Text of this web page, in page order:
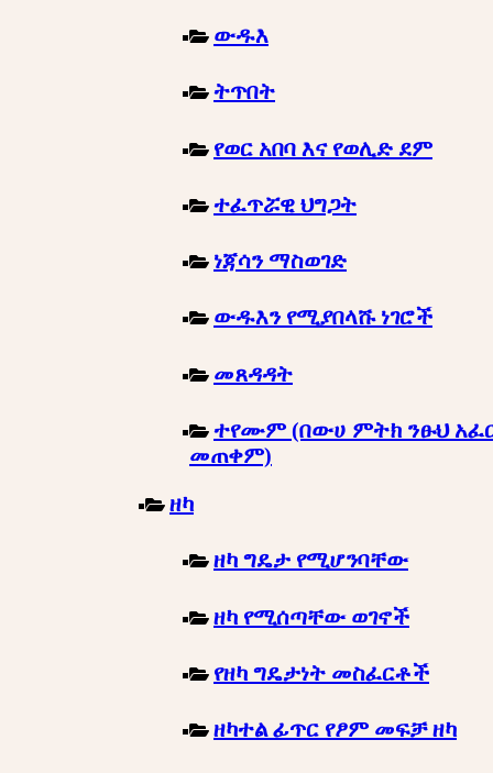
ውዱእ
ትጥበት
የወር አበባ እና የወሊድ ደም
ተፈጥሯዊ ህግጋት
ነጃሳን ማስወገድ
ውዱእን የሚያበላሹ ነገሮች
መጸዳዳት
ተየሙም (በውሀ ምትክ ንፁህ
መጠቀም)
ዘካ
ዘካ ግዴታ የሚሆንባቸው
ዘካ የሚሰጣቸው ወገኖች
የዘካ ግዴታነት መስፈርቶች
ዘካተል ፊጥር የፆም መፍቻ ዘካ